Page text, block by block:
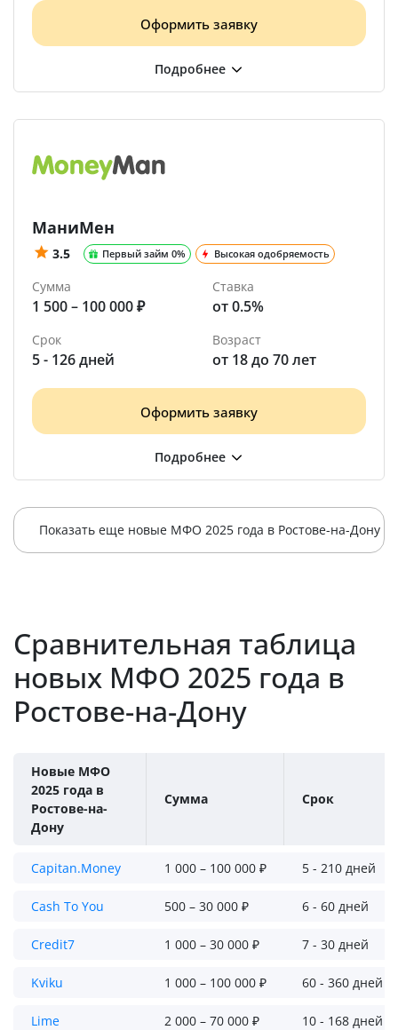
Оформить заявку
МаниМен
3.5 Первый займ 0% Высокая одобряемость
Сумма
1 500 – 100 000 ₽
Ставка
от 0.5%
Срок
5 - 126 дней
Возраст
от 18 до 70 лет
Оформить заявку
Показать еще новые МФО 2025 года в Ростове-на-Дону
Сравнительная таблица
новых МФО 2025 года в
Ростове-на-Дону
Новые МФО
2025 года в
Ростове-на-
Дону
Сумма Срок
Capitan.Money 1 000 – 100 000 ₽ 5 - 210 дней
Cash To You 500 – 30 000 ₽ 6 - 60 дней
Credit7 1 000 – 30 000 ₽ 7 - 30 дней
Kviku 1 000 – 100 000 ₽ 60 - 360 дней
Lime 2 000 – 70 000 ₽ 10 - 168 дней